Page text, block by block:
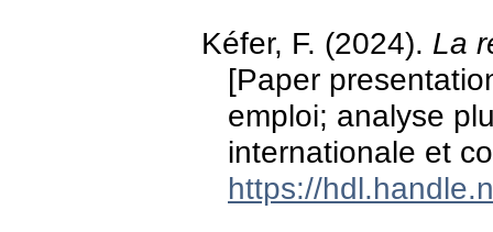
Kéfer, F. (2024). La
[Paper
emploi; analyse
internationale et
https://